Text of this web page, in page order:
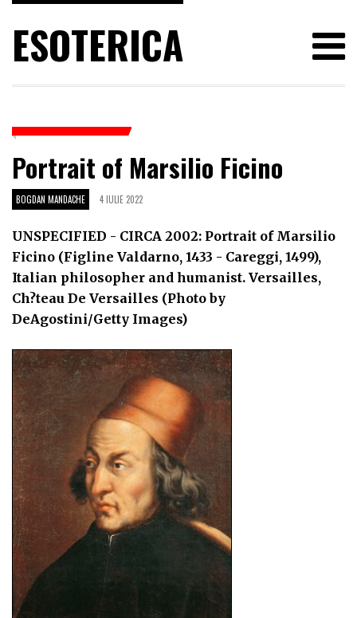
ESOTERICA
Portrait of Marsilio Ficino
BOGDAN MANDACHE 4 IULIE 2022
UNSPECIFIED - CIRCA 2002: Portrait of Marsilio
Ficino (Figline Valdarno, 1433 - Careggi, 1499),
Italian philosopher and humanist. Versailles,
Ch?teau De Versailles (Photo by
DeAgostini/Getty Images)